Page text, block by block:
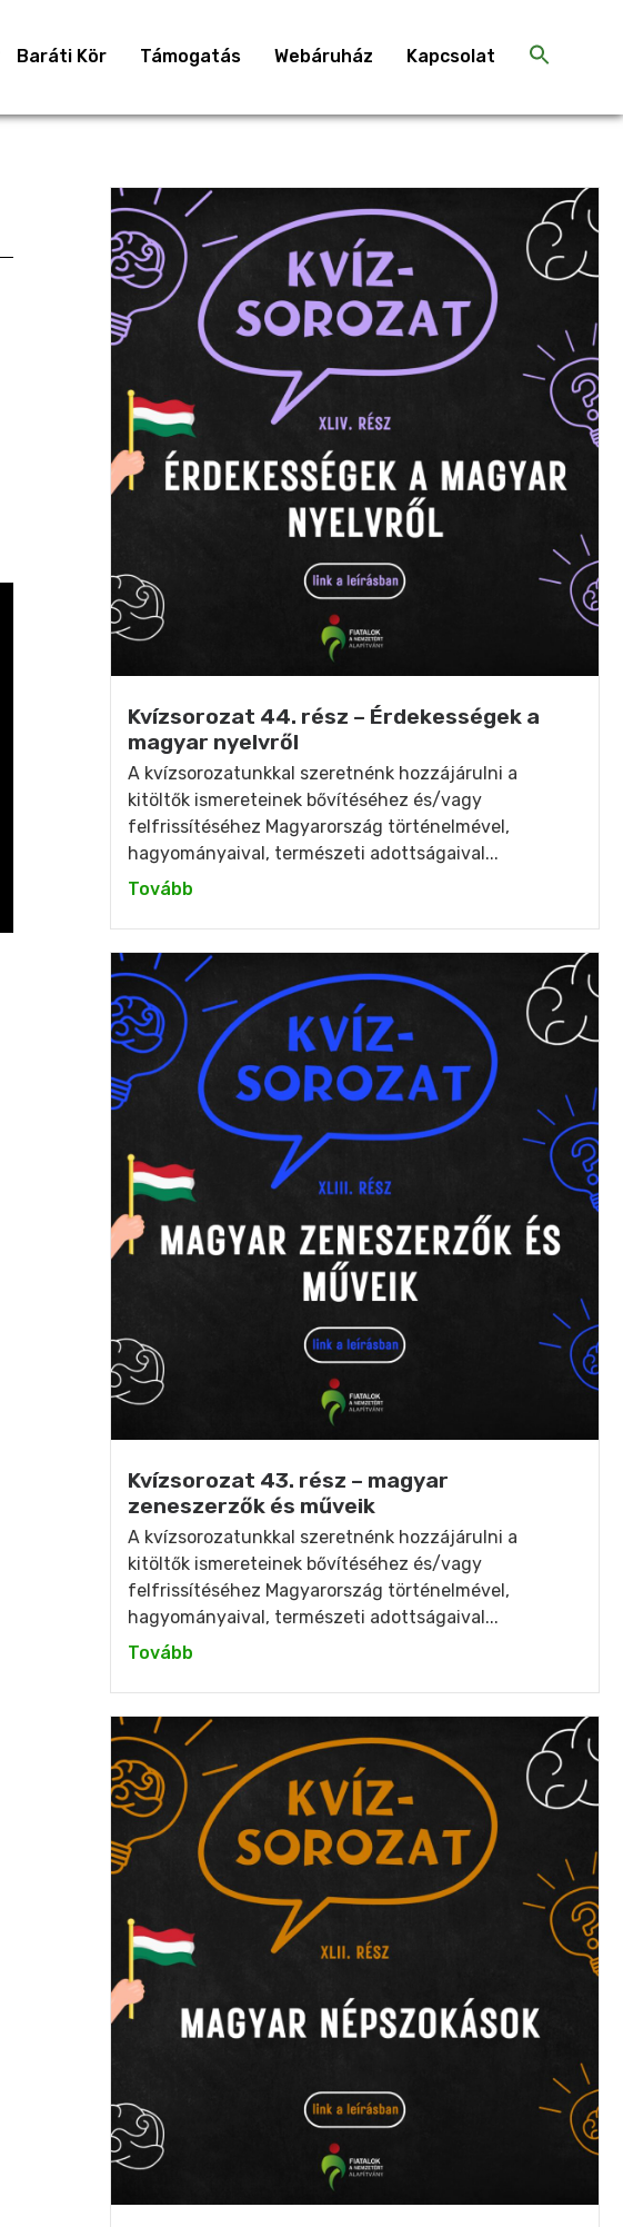
Baráti Kör Támogatás Webáruház Kapcsolat
Kvízsorozat 44. rész – Érdekességek a
magyar nyelvről
A kvízsorozatunkkal szeretnénk hozzájárulni a
kitöltők ismereteinek bővítéséhez és/vagy
felfrissítéséhez Magyarország történelmével,
hagyományaival, természeti adottságaival...
Tovább
Kvízsorozat 43. rész – magyar
zeneszerzők és műveik
A kvízsorozatunkkal szeretnénk hozzájárulni a
kitöltők ismereteinek bővítéséhez és/vagy
felfrissítéséhez Magyarország történelmével,
hagyományaival, természeti adottságaival...
Tovább